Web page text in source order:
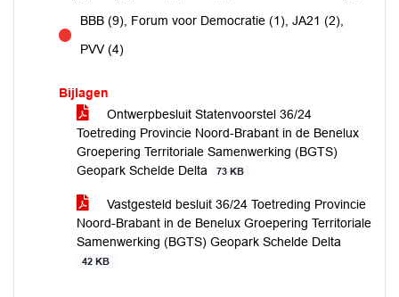
tegen
BBB (9), Forum voor Democratie (1), JA21 (2),
PVV (4)
Bijlagen
Ontwerpbesluit Statenvoorstel 36/24
Toetreding Provincie Noord-Brabant in de Benelux
Groepering Territoriale Samenwerking (BGTS)
Geopark Schelde Delta
73 KB
Vastgesteld besluit 36/24 Toetreding Provincie
Noord-Brabant in de Benelux Groepering Territoriale
Samenwerking (BGTS) Geopark Schelde Delta
42 KB